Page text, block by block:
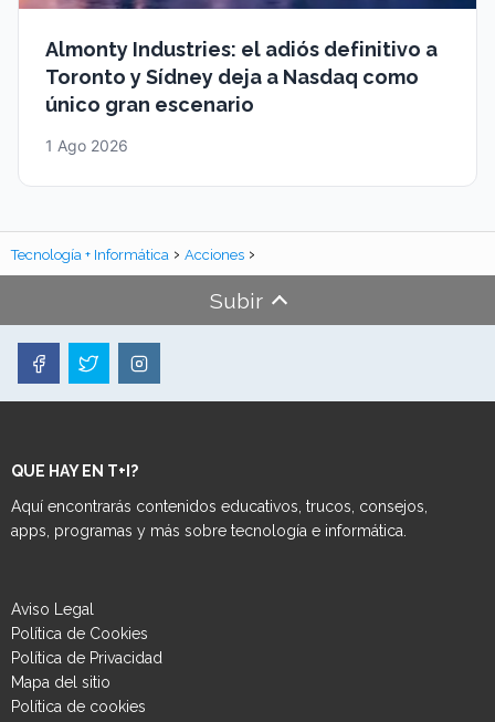
Almonty Industries: el adiós definitivo a
Toronto y Sídney deja a Nasdaq como
único gran escenario
1 Ago 2026
Tecnología + Informática Acciones
Subir
QUE HAY EN T+I?
Aquí encontrarás contenidos educativos, trucos, consejos,
apps, programas y más sobre tecnología e informática.
Aviso Legal
Política de Cookies
Política de Privacidad
Mapa del sitio
Política de cookies